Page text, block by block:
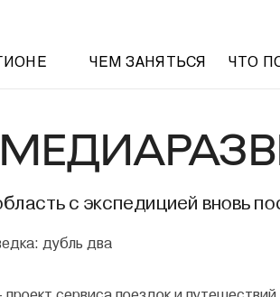
ЧЕМ ЗАНЯТЬСЯ ЧТО
с экспедицией вновь